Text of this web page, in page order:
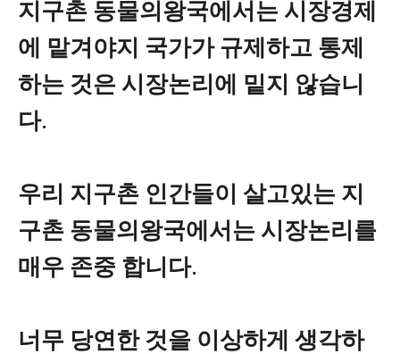
지구촌 동물의왕국에서는 시장경제
에 맡겨야지 국가가 규제하고 통제
하는 것은 시장논리에 밑지 않습니
다.
우리 지구촌 인간들이 살고있는 지
구촌 동물의왕국에서는 시장논리를
매우 존중 합니다.
너무 당연한 것을 이상하게 생각하